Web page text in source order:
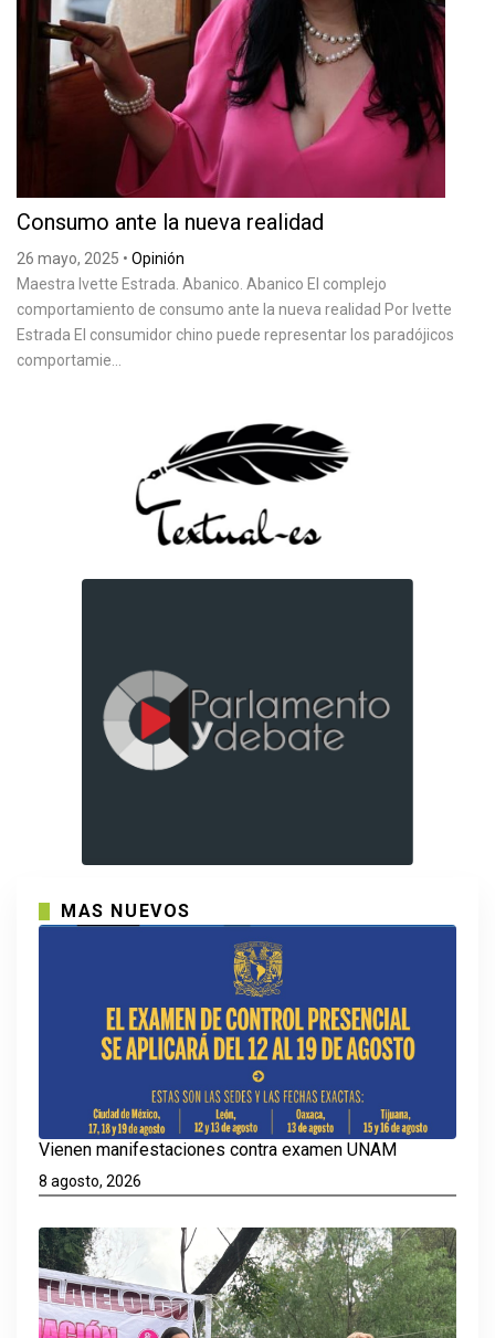
Consumo ante la nueva realidad
26 mayo, 2025 • Opinión
Maestra Ivette Estrada. Abanico. Abanico El complejo
comportamiento de consumo ante la nueva realidad Por Ivette
Estrada El consumidor chino puede representar los paradójicos
comportamie...
MAS NUEVOS
Vienen manifestaciones contra examen UNAM
8 agosto, 2026